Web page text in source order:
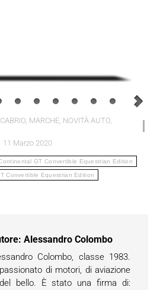
CABRIO, MARCHE, NOVITÀ AUTO,
11 Marzo 2020
GT Convertible Equestrian Edition
Convertible Equestrian Edition
Alessandro Colombo
Colombo, classe 1983.
di motori, di aviazione
bello. È stato una firma di: